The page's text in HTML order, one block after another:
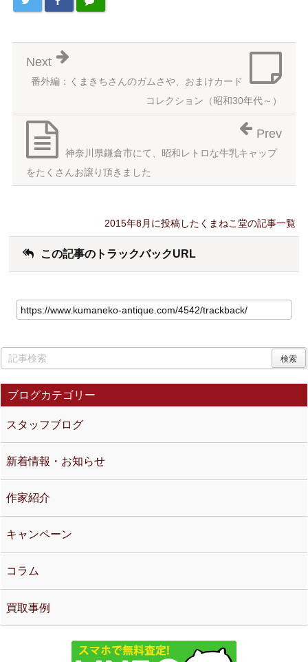
番外編：くまきちさんのガムさや、おまけカード
コレクション（昭和30年代～）
Next
神奈川県鎌倉市にて、昭和レトロな牛乳キャップ
をたくさんお譲り頂きました
Prev
2015年8月に投稿したくまねこ堂の記事一覧
この記事のトラックバックURL
ブログカテゴリー
スタッフブログ
新着情報・お知らせ
作家紹介
キャンペーン
コラム
買取事例